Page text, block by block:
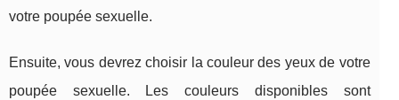
votre poupée sexuelle.
Ensuite, vous devrez choisir la couleur des yeux de votre
poupée sexuelle. Les couleurs disponibles sont